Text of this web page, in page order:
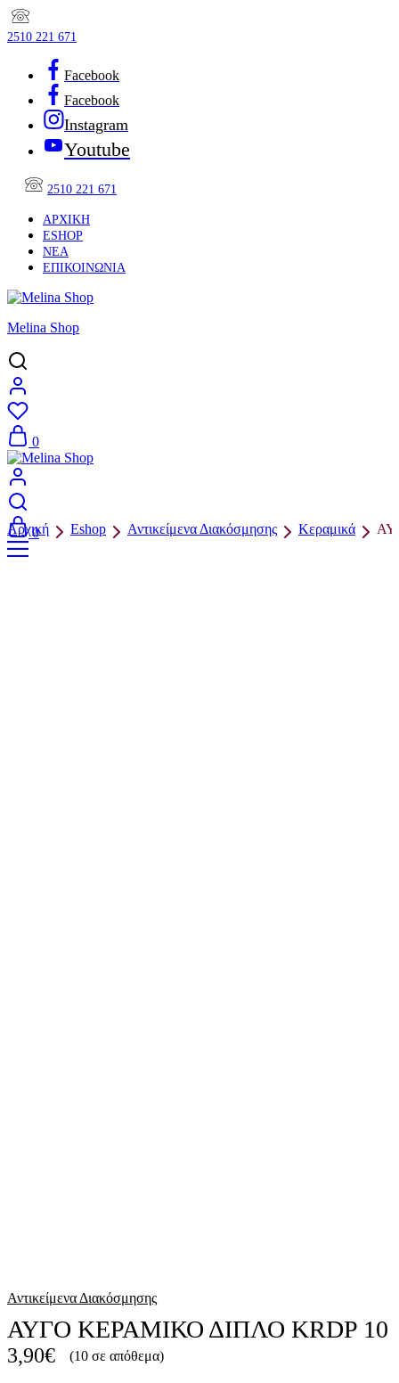
2510 221 671
Facebook
Facebook
Instagram
Youtube
2510 221 671
ΑΡΧΙΚΉ
ESHOP
ΝΈΑ
ΕΠΙΚΟΙΝΩΝΊΑ
Melina Shop
0
0
Αρχική Eshop Αντικείμενα Διακόσμησης Κεραμικά
Αντικείμενα Διακόσμησης
ΑΥΓΟ ΚΕΡΑΜΙΚΟ ΔΙΠΛΟ KRDP 10
3,90€ (10 σε απόθεμα)